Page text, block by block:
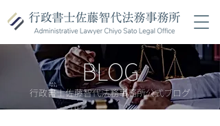
BLOG
行政書士佐藤智代法務事務所公式ブログ